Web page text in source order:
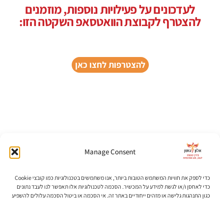
Manage Consent
כדי לספק את חוויות המשתמש הטובות ביותר, אנו משתמשים בטכנולוגיות כמו קובצי Cookie
כדי לאחסן ו/או לגשת למידע על המכשיר. הסכמה לטכנולוגיות אלו תאפשר לנו לעבד נתונים
כגון התנהגות גלישה או מזהים ייחודיים באתר זה. אי הסכמה או ביטול הסכמה עלולים להשפיע
לעדכונים על פעילויות נוספות,מוזמנים
להצטרף לקבוצת הוואטסאפ השקטה הזו:
להצטרפות לחצו כאן